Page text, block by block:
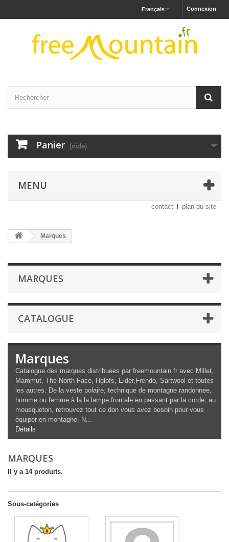
Connexion
Français
Panier (vide)
MENU
contact plan du site
Marques
MARQUES
CATALOGUE
Marques
Catalogue des marques distribuees par freemountain.fr avec Millet,
Mammut, The North Face, Hglofs, Eider,Frendo, Sartwool et toutes
les autres. De la veste polaire, technique de montagne randonnee,
homme ou femme à la la lampe frontale en passant par la corde, au
mousqueton, retrouvez tout ce don vous avez besoin pour vous
équiper en montagne. N...
Détails
MARQUES
Il y a 14 produits.
Sous-catégories